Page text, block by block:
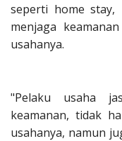
seperti home stay,
menjaga
usahanya.
"Pelaku usaha
keamanan, tidak
usahanya, namun